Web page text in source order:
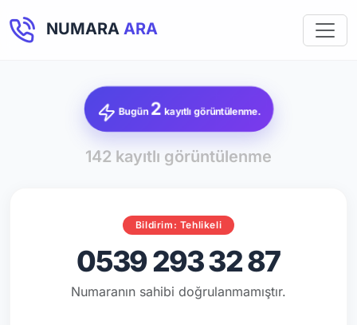
NUMARA ARA
Bugün 2 kayıtlı görüntülenme.
142 kayıtlı görüntülenme
Bildirim: Tehlikeli
0539 293 32 87
Numaranın sahibi doğrulanmamıştır.